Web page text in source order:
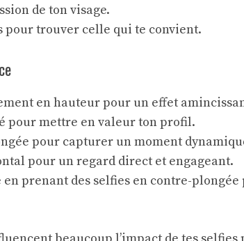
de ton visage.
pour trouver celle qui te convient.
en hauteur pour un effet
pour mettre en valeur ton profil.
pour capturer un moment
pour un regard direct et engageant.
en prenant des selfies en contre-